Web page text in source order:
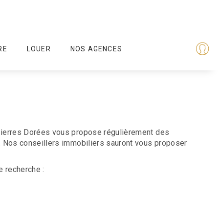
LOUER NOS AGENCES
Dorées vous propose régulièrement des
conseillers immobiliers sauront vous proposer
recherche :